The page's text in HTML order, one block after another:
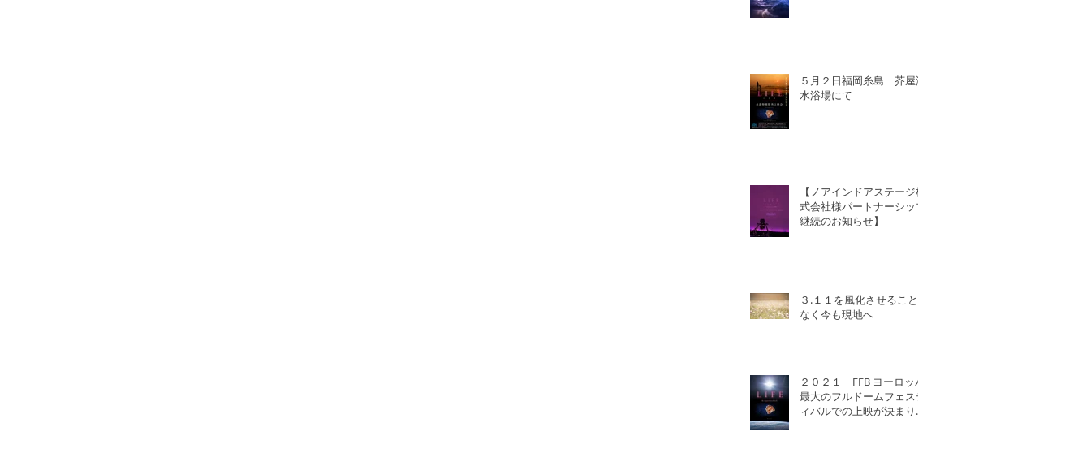
５月２日福岡糸島 芥屋海
水浴場にて
【ノアインドアステージ株
式会社様パートナーシップ
継続のお知らせ】
３.１１を風化させること
なく今も現地へ
２０２１ FFB ヨーロッパ
最大のフルドームフェステ
ィバルでの上映が決まりま